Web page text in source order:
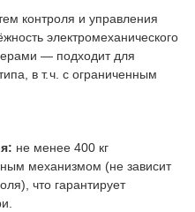
контроля и управления
электромеханического
— подходит для
в т. ч. с ограниченным
не менее 400 кг
механизмом (не зависит
что гарантирует